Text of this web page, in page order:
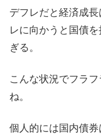
デフレだと経済成
レに向かうと国債
ぎる。
こんな状況でフラ
ね。
個人的には国内債